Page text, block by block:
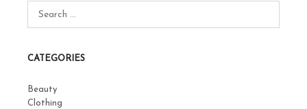
CATEGORIES
Beauty
Clothing